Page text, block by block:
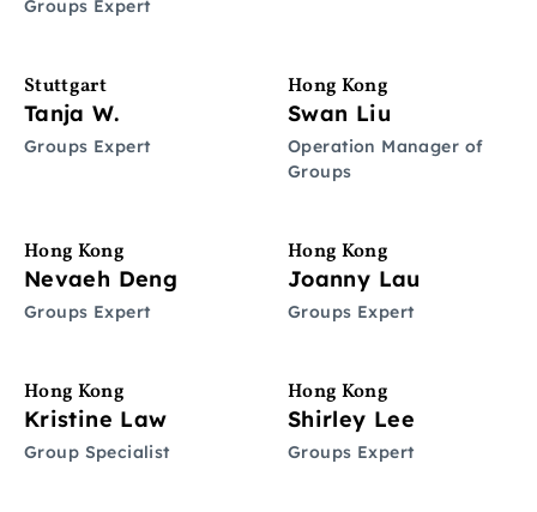
Groups Expert
Stuttgart
Tanja W.
Groups Expert
Hong Kong
Swan Liu
Operation Manager of
Groups
Hong Kong
Nevaeh Deng
Groups Expert
Hong Kong
Joanny Lau
Groups Expert
Hong Kong
Kristine Law
Group Specialist
Hong Kong
Shirley Lee
Groups Expert